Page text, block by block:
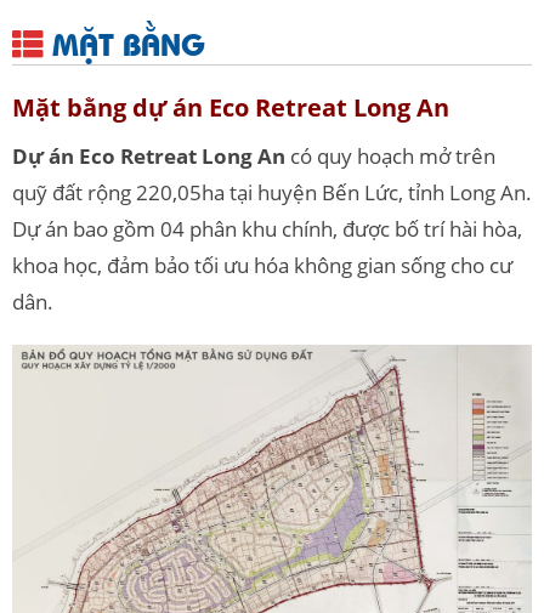
MẶT BẰNG
Mặt bằng dự án Eco Retreat Long An
Dự án Eco Retreat Long An có quy hoạch mở trên
quỹ đất rộng 220,05ha tại huyện Bến Lức, tỉnh Long An.
Dự án bao gồm 04 phân khu chính, được bố trí hài hòa,
khoa học, đảm bảo tối ưu hóa không gian sống cho cư
dân.